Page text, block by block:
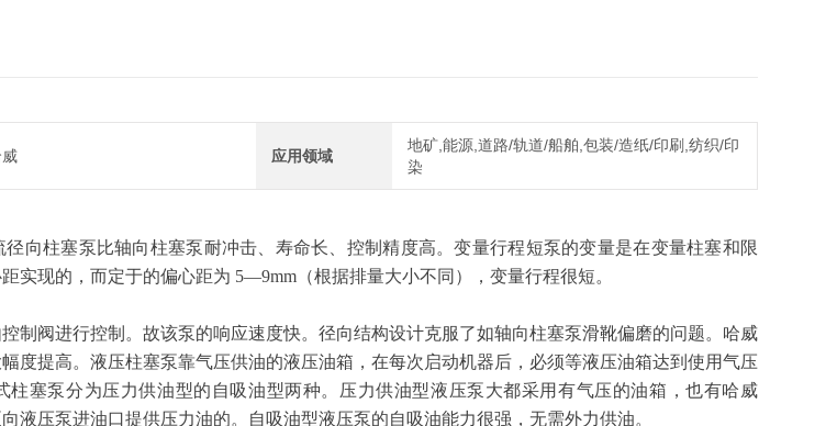
应用领域
地矿,能源,道路/轨道/船舶,包装/造纸/印刷,纺织/印
染
径向柱塞泵比轴向柱塞泵耐冲击、寿命长、控制精度高。变量行程短泵的变量是在变量柱塞和限
实现的，而定于的偏心距为 5—9mm（根据排量大小不同），变量行程很短。
制阀进行控制。故该泵的响应速度快。径向结构设计克服了如轴向柱塞泵滑靴偏磨的问题。哈威
度提高。液压柱塞泵靠气压供油的液压油箱，在每次启动机器后，必须等液压油箱达到使用气压
柱塞泵分为压力供油型的自吸油型两种。压力供油型液压泵大都采用有气压的油箱，也有哈威
液压泵进油口提供压力油的。自吸油型液压泵的自吸油能力很强，无需外力供油。